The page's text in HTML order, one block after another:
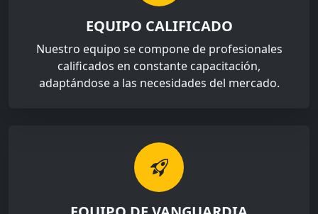
EQUIPO CALIFICADO
Nuestro equipo se compone de profesionales
calificados en constante capacitación,
adaptándose a las necesidades del mercado.